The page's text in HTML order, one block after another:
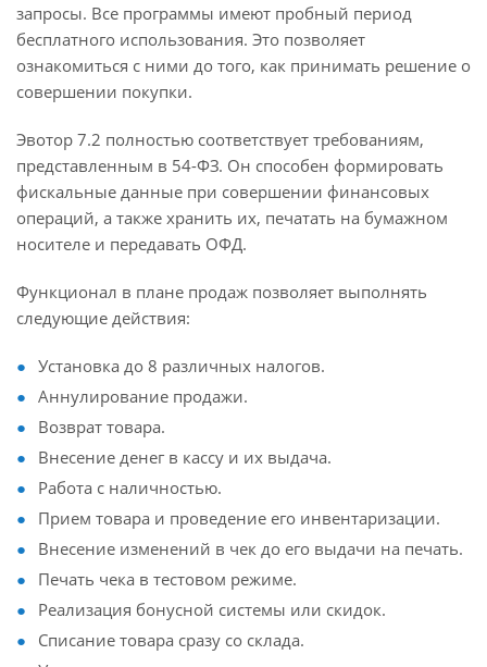
запросы. Все программы имеют пробный период
бесплатного использования. Это позволяет
ознакомиться с ними до того, как принимать решение о
совершении покупки.
Эвотор 7.2 полностью соответствует требованиям,
представленным в 54-ФЗ. Он способен формировать
фискальные данные при совершении финансовых
операций, а также хранить их, печатать на бумажном
носителе и передавать ОФД.
Функционал в плане продаж позволяет выполнять
следующие действия:
Установка до 8 различных налогов.
Аннулирование продажи.
Возврат товара.
Внесение денег в кассу и их выдача.
Работа с наличностью.
Прием товара и проведение его инвентаризации.
Внесение изменений в чек до его выдачи на печать.
Печать чека в тестовом режиме.
Реализация бонусной системы или скидок.
Списание товара сразу со склада.